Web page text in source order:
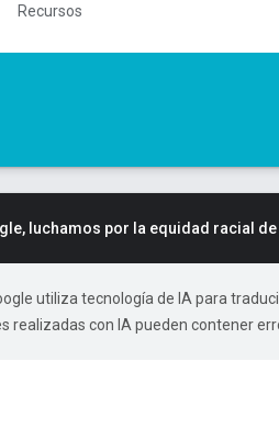
Recursos
luchamos por la equidad racial
utiliza tecnología de IA para
realizadas con IA pueden contener